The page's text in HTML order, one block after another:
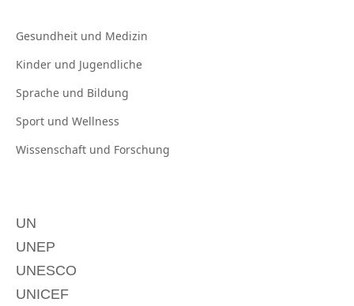
Gesundheit und Medizin
Kinder und Jugendliche
Sprache und Bildung
Sport und Wellness
Wissenschaft und Forschung
UN
UNEP
UNESCO
UNICEF